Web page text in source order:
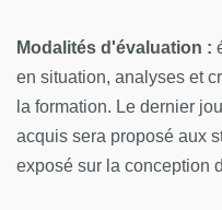
Modalités d'évaluation :
en situation, analyses et
la formation. Le dernier
acquis sera proposé aux
exposé sur la conception